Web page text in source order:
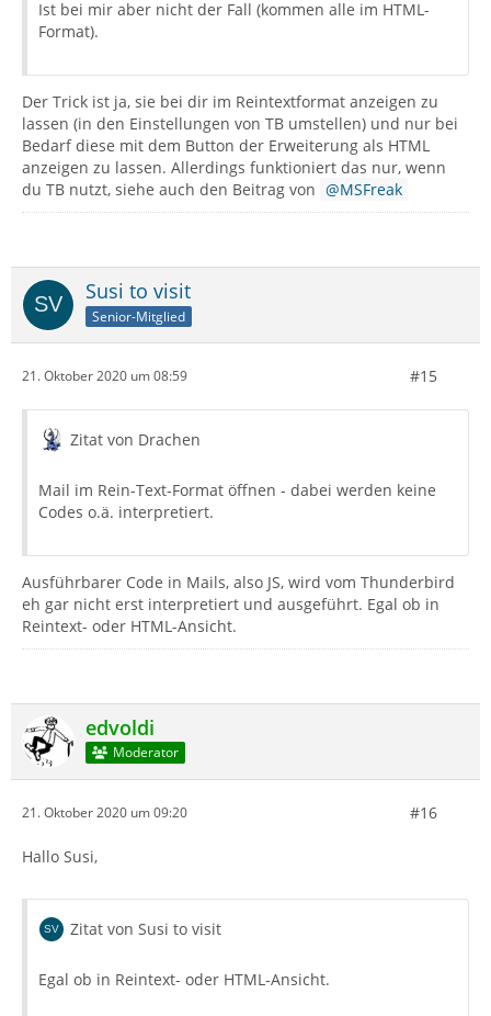
Ist bei mir aber nicht der Fall (kommen alle im HTML-
Format).
Der Trick ist ja, sie bei dir im Reintextformat anzeigen zu
lassen (in den Einstellungen von TB umstellen) und nur bei
Bedarf diese mit dem Button der Erweiterung als HTML
anzeigen zu lassen. Allerdings funktioniert das nur, wenn
du TB nutzt, siehe auch den Beitrag von
MSFreak
Susi to visit
Senior-Mitglied
21. Oktober 2020 um 08:59 #15
Zitat von Drachen
Mail im Rein-Text-Format öffnen - dabei werden keine
Codes o.ä. interpretiert.
Ausführbarer Code in Mails, also JS, wird vom Thunderbird
eh gar nicht erst interpretiert und ausgeführt. Egal ob in
Reintext- oder HTML-Ansicht.
edvoldi
Moderator
21. Oktober 2020 um 09:20 #16
Hallo Susi,
Zitat von Susi to visit
Egal ob in Reintext- oder HTML-Ansicht.